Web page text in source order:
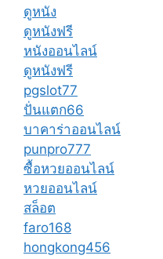
ดูหนัง
ดูหนังฟรี
หนังออนไลน์
ดูหนังฟรี
pgslot77
ปั่นแตก66
บาคาร่าออนไลน์
punpro777
ซื้อหวยออนไลน์
หวยออนไลน์
สล็อต
faro168
hongkong456